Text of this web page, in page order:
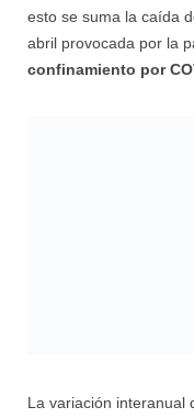
esto se suma la caída
abril provocada por la
confinamiento por
La variación interanual